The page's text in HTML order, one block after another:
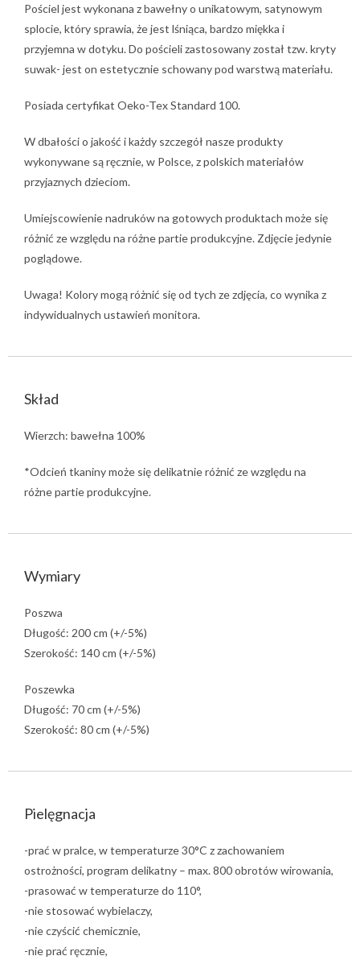
Pościel jest wykonana z bawełny o unikatowym, satynowym
splocie, który sprawia, że jest lśniąca, bardzo miękka i
przyjemna w dotyku. Do pościeli zastosowany został tzw. kryty
suwak- jest on estetycznie schowany pod warstwą materiału.
Posiada certyfikat Oeko-Tex Standard 100.
W dbałości o jakość i każdy szczegół nasze produkty
wykonywane są ręcznie, w Polsce, z polskich materiałów
przyjaznych dzieciom.
Umiejscowienie nadruków na gotowych produktach może się
różnić ze względu na różne partie produkcyjne. Zdjęcie jedynie
poglądowe.
Uwaga! Kolory mogą różnić się od tych ze zdjęcia, co wynika z
indywidualnych ustawień monitora.
Skład
Wierzch: bawełna 100%
*Odcień tkaniny może się delikatnie różnić ze względu na
różne partie produkcyjne.
Wymiary
Poszwa
Długość: 200 cm (+/-5%)
Szerokość: 140 cm (+/-5%)
Poszewka
Długość: 70 cm (+/-5%)
Szerokość: 80 cm (+/-5%)
Pielęgnacja
-prać w pralce, w temperaturze 30°C z zachowaniem
ostrożności, program delikatny – max. 800 obrotów wirowania,
-prasować w temperaturze do 110°,
-nie stosować wybielaczy,
-nie czyścić chemicznie,
-nie prać ręcznie,